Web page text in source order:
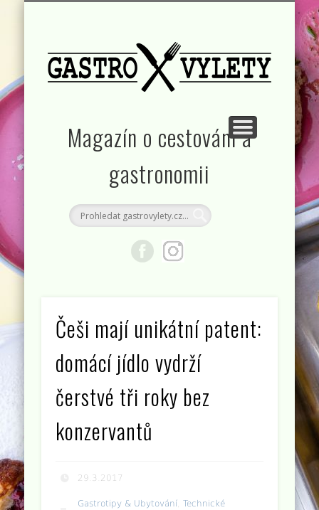
Magazín o cestování a
gastronomii
Češi mají unikátní patent:
domácí jídlo vydrží
čerstvé tři roky bez
konzervantů
29.3.2017
Gastrotipy & Ubytování ,Technické